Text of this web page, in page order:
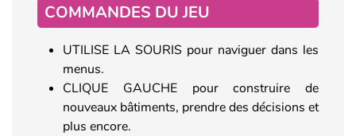
COMMANDES DU JEU
UTILISE LA SOURIS pour naviguer dans les
menus.
CLIQUE GAUCHE pour construire de
nouveaux bâtiments, prendre des décisions et
plus encore.